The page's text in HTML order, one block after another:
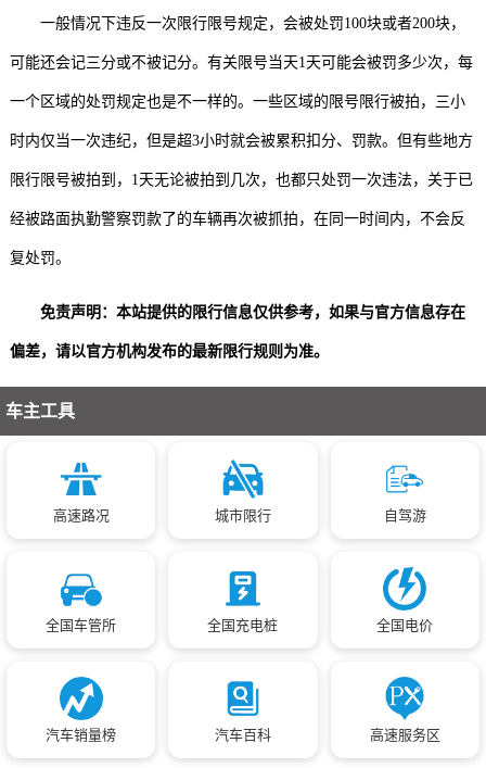
一般情况下违反一次限行限号规定，会被处罚100块或者200块，
可能还会记三分或不被记分。有关限号当天1天可能会被罚多少次，每
一个区域的处罚规定也是不一样的。一些区域的限号限行被拍，三小
时内仅当一次违纪，但是超3小时就会被累积扣分、罚款。但有些地方
限行限号被拍到，1天无论被拍到几次，也都只处罚一次违法，关于已
经被路面执勤警察罚款了的车辆再次被抓拍，在同一时间内，不会反
复处罚。
免责声明：本站提供的限行信息仅供参考，如果与官方信息存在
偏差，请以官方机构发布的最新限行规则为准。
车主工具
高速路况 城市限行 自驾游
全国车管所 全国充电桩 全国电价
汽车销量榜 汽车百科 高速服务区